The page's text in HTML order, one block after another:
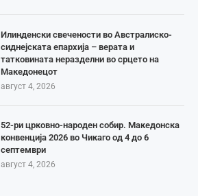
Илинденски свечености во Австралиско-
сиднејската епархија – верата и
татковината неразделни во срцето на
Македонецот
август 4, 2026
52-ри црковно-народен собир. Македонска
конвенција 2026 во Чикаго од 4 до 6
септември
август 4, 2026